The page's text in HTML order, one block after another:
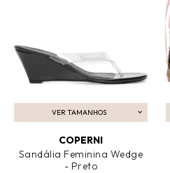
VER TAMANHOS
ADICIONAR AO CARRINHO
COPERNI
Sandália Feminina Wedge
- Preto